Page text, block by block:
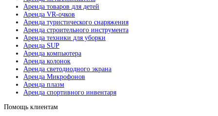
Аренда товаров для детей
Аренда VR-очков
Аренда туристического снаряжения
Аренда строительного инструмента
Аренда техники для уборки
Аренда SUP
Аренда компьютера
Аренда колонок
Аренда светодиодного экрана
Аренда Микрофонов
Аренда плазм
Аренда спортивного инвентаря
Помощь клиентам